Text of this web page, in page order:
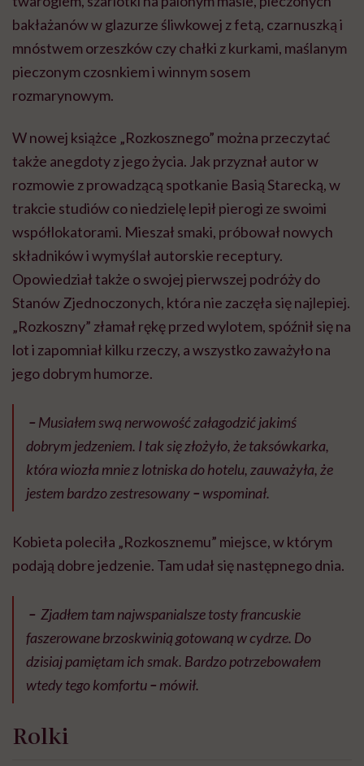
bakłażanów w glazurze śliwkowej z fetą, czarnuszką i
mnóstwem orzeszków czy chałki z kurkami, maślanym
pieczonym czosnkiem i winnym sosem
rozmarynowym.
W nowej książce „Rozkosznego” można przeczytać
także anegdoty z jego życia. Jak przyznał autor w
rozmowie z prowadzącą spotkanie Basią Starecką, w
trakcie studiów co niedzielę lepił pierogi ze swoimi
współlokatorami. Mieszał smaki, próbował nowych
składników i wymyślał autorskie receptury.
Opowiedział także o swojej pierwszej podróży do
Stanów Zjednoczonych, która nie zaczęła się najlepiej.
„Rozkoszny” złamał rękę przed wylotem, spóźnił się na
lot i zapomniał kilku rzeczy, a wszystko zaważyło na
jego dobrym humorze.
– Musiałem swą nerwowość załagodzić jakimś
dobrym jedzeniem. I tak się złożyło, że taksówkarka,
która wiozła mnie z lotniska do hotelu, zauważyła, że
jestem bardzo zestresowany– wspominał.
Kobieta poleciła „Rozkosznemu” miejsce, w którym
podają dobre jedzenie. Tam udał się następnego dnia.
– Zjadłem tam najwspanialsze tosty francuskie
faszerowane brzoskwinią gotowaną w cydrze. Do
dzisiaj pamiętam ich smak. Bardzo potrzebowałem
wtedy tego komfortu– mówił.
Rolki